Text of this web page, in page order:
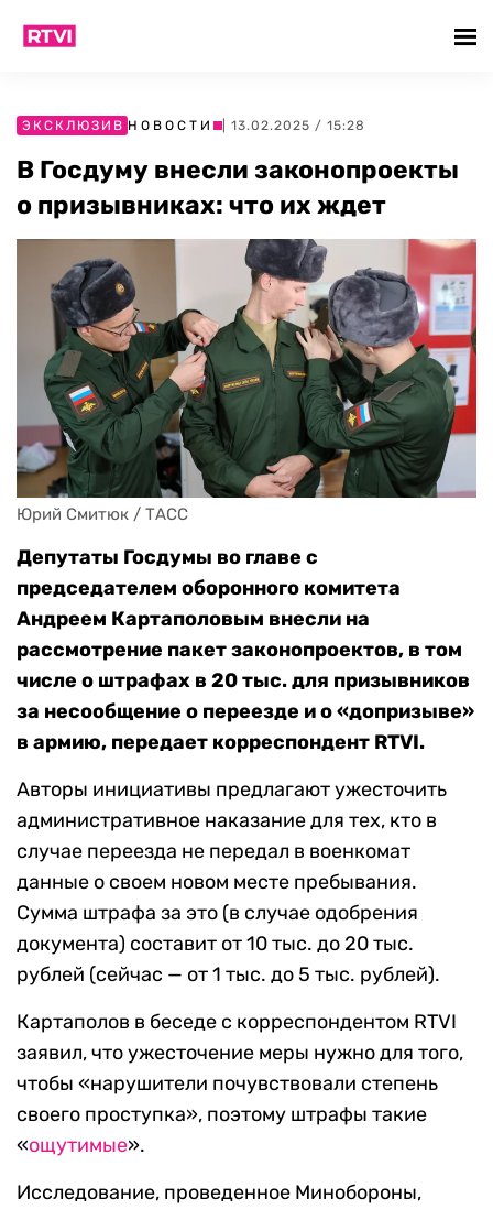
ЭКСКЛЮЗИВ НОВОСТИ | 13.02.2025 / 15:28
В Госдуму внесли законопроекты
о призывниках: что их ждет
Юрий Смитюк / ТАСС
Депутаты Госдумы во главе с
председателем оборонного комитета
Андреем Картаполовым внесли на
рассмотрение пакет законопроектов, в том
числе о штрафах в 20 тыс. для призывников
за несообщение о переезде и о «допризыве»
в армию, передает корреспондент RTVI.
Авторы инициативы предлагают ужесточить
административное наказание для тех, кто в
случае переезда не передал в военкомат
данные о своем новом месте пребывания.
Сумма штрафа за это (в случае одобрения
документа) составит от 10 тыс. до 20 тыс.
рублей (сейчас — от 1 тыс. до 5 тыс. рублей).
Картаполов в беседе с корреспондентом RTVI
заявил, что ужесточение меры нужно для того,
чтобы «нарушители почувствовали степень
своего проступка», поэтому штрафы такие
«ощутимые».
Исследование, проведенное Минобороны,